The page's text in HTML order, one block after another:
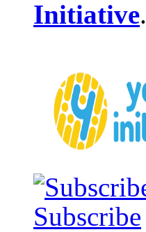
Initiative.
Subscribe